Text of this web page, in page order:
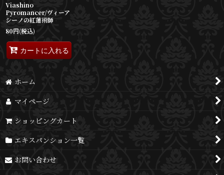
Viashino
Pyromancer/ヴィーア
シーノの紅蓮術師
80円(税込)
カートに入れる
ホーム
マイページ
ショッピングカート
エキスパンション一覧
お問い合わせ